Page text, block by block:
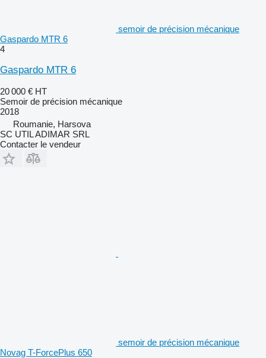
semoir de précision mécanique
Gaspardo MTR 6
4
Gaspardo MTR 6
20 000 € HT
Semoir de précision mécanique
2018
Roumanie, Harsova
SC UTIL ADIMAR SRL
Contacter le vendeur
semoir de précision mécanique
Novag T-ForcePlus 650